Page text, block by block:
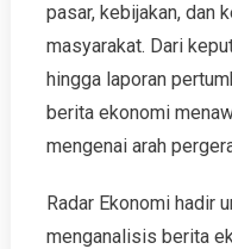
pasar, kebijakan, dan
masyarakat. Dari
hingga laporan
berita ekonomi
mengenai arah
Radar Ekonomi hadir
menganalisis berita